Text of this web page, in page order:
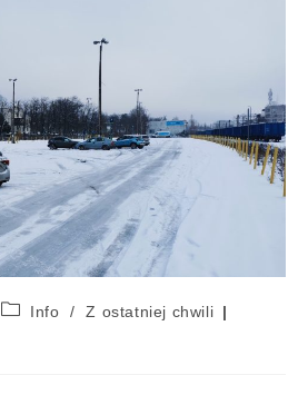
Info /
Z ostatniej chwili